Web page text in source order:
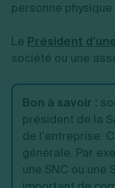
personne
Le Président
société ou une
Bon à savoir :
président de la
de l’entreprise.
générale. Par
une SNC ou une